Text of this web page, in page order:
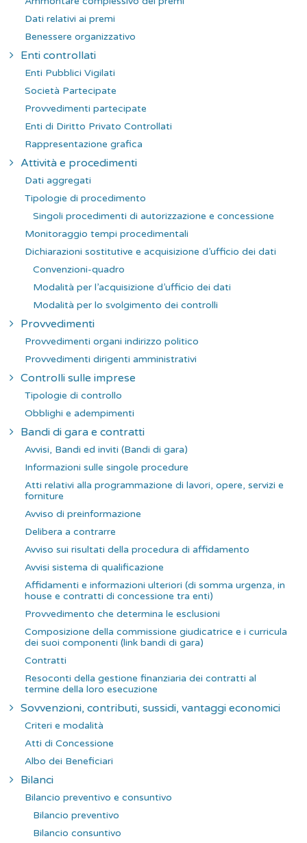
Dati relativi ai premi
Benessere organizzativo
Enti controllati
Enti Pubblici Vigilati
Società Partecipate
Provvedimenti partecipate
Enti di Diritto Privato Controllati
Rappresentazione grafica
Attività e procedimenti
Dati aggregati
Tipologie di procedimento
Singoli procedimenti di autorizzazione e concessione
Monitoraggio tempi procedimentali
Dichiarazioni sostitutive e acquisizione d’ufficio dei dati
Convenzioni-quadro
Modalità per l’acquisizione d’ufficio dei dati
Modalità per lo svolgimento dei controlli
Provvedimenti
Provvedimenti organi indirizzo politico
Provvedimenti dirigenti amministrativi
Controlli sulle imprese
Tipologie di controllo
Obblighi e adempimenti
Bandi di gara e contratti
Avvisi, Bandi ed inviti (Bandi di gara)
Informazioni sulle singole procedure
Atti relativi alla programmazione di lavori, opere, servizi e
forniture
Avviso di preinformazione
Delibera a contrarre
Avviso sui risultati della procedura di affidamento
Avvisi sistema di qualificazione
Affidamenti e informazioni ulteriori (di somma urgenza, in
house e contratti di concessione tra enti)
Provvedimento che determina le esclusioni
Composizione della commissione giudicatrice e i curricula
dei suoi componenti (link bandi di gara)
Contratti
Resoconti della gestione finanziaria dei contratti al
termine della loro esecuzione
Sovvenzioni, contributi, sussidi, vantaggi economici
Criteri e modalità
Atti di Concessione
Albo dei Beneficiari
Bilanci
Bilancio preventivo e consuntivo
Bilancio preventivo
Bilancio consuntivo